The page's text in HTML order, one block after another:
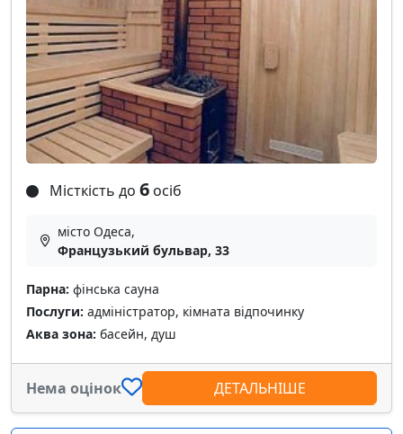
Місткість до 6 осіб
місто Одеса,
Французький бульвар, 33
Парна: фінська сауна
Послуги: адміністратор, кімната відпочинку
Аква зона: басейн, душ
Нема оцінок ДЕТАЛЬНІШЕ